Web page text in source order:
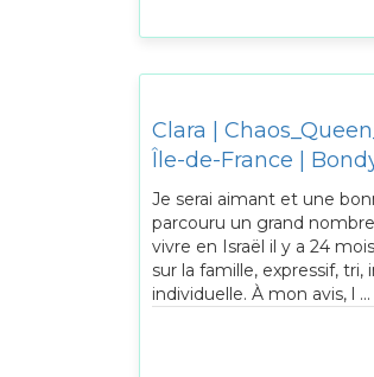
Clara |
Île-de-France |
Je serai aimant et une
parcouru un grand
vivre en Israël il y a 24
sur la famille, expressif, tri,
individuelle. À mon avis, l ...